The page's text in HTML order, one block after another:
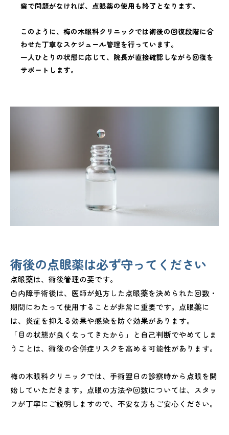
察で問題がなければ、点眼薬の使用も終了となります。
このように、梅の木眼科クリニックでは術後の回復段階に合
わせた丁寧なスケジュール管理を行っています。
一人ひとりの状態に応じて、院長が直接確認しながら回復を
サポートします。
術後の点眼薬は必ず守ってください
点眼薬は、術後管理の要です。
白内障手術後は、医師が処方した点眼薬を決められた回数・
期間にわたって使用することが非常に重要です。点眼薬に
は、炎症を抑える効果や感染を防ぐ効果があります。
「目の状態が良くなってきたから」と自己判断でやめてしま
うことは、術後の合併症リスクを高める可能性があります。
梅の木眼科クリニックでは、手術翌日の診察時から点眼を開
始していただきます。点眼の方法や回数については、スタッ
フが丁寧にご説明しますので、不安な方もご安心ください。